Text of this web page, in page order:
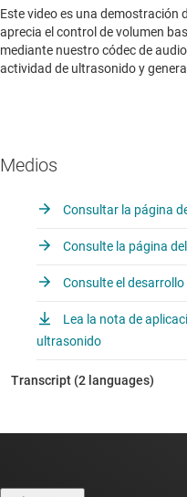
Este video es una demostración
aprecia el control de volumen
mediante nuestro códec de
actividad de ultrasonido y
Medios
Consultar la página
Consulte la página
Consulte el
Lea la nota de
ultrasonido